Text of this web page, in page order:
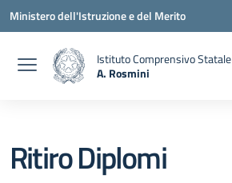
Vai ai contenuti
Vai al menu di navigazione
Vai al footer
Ministero dell'Istruzione e del Merito
Istituto Comprensivo Statale
A. Rosmini
Ritiro Diplomi